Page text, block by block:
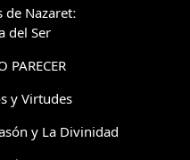
de Nazaret:
del Ser
PARECER
y Virtudes
y La Divinidad